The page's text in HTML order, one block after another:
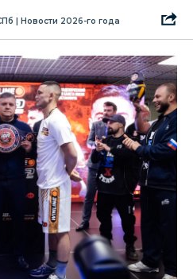
| Новости 2026-го года